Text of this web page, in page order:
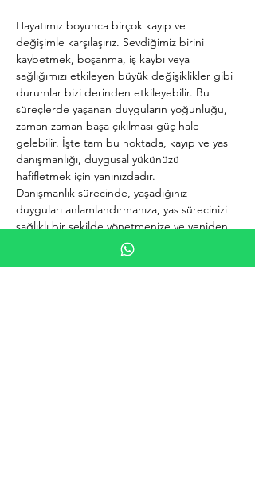
Hayatımız boyunca birçok kayıp ve
değişimle karşılaşırız. Sevdiğimiz birini
kaybetmek, boşanma, iş kaybı veya
sağlığımızı etkileyen büyük değişiklikler gibi
durumlar bizi derinden etkileyebilir. Bu
süreçlerde yaşanan duyguların yoğunluğu,
zaman zaman başa çıkılması güç hale
gelebilir. İşte tam bu noktada, kayıp ve yas
danışmanlığı, duygusal yükünüzü
hafifletmek için yanınızdadır.
Danışmanlık sürecinde, yaşadığınız
duyguları anlamlandırmanıza, yas sürecinizi
sağlıklı bir şekilde yönetmenize ve yeniden
güçlenmenize yardımcı oluyorum.
Unutmayın, her kayıp özeldir ve iyileşme